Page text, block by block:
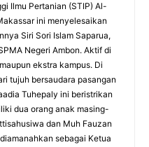
Ilmu Pertanian (STIP) Al-
ini menyelesaikan
Siri Sori Islam Saparua,
Negeri Ambon. Aktif di
ekstra kampus. Di
tujuh bersaudara pasangan
Tuhepaly ini beristrikan
dua orang anak masing-
dan Muh Fauzan
sebagai Ketua